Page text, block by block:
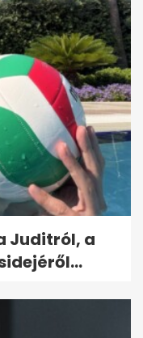
Juditról, a